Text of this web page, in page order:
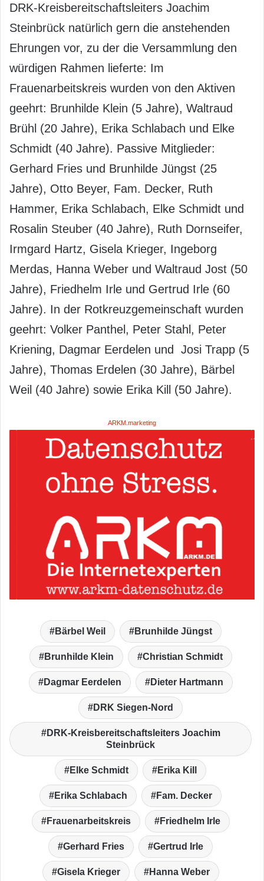
DRK-Kreisbereitschaftsleiters Joachim
Steinbrück natürlich gern die anstehenden
Ehrungen vor, zu der die Versammlung den
würdigen Rahmen lieferte: Im
Frauenarbeitskreis wurden von den Aktiven
geehrt: Brunhilde Klein (5 Jahre), Waltraud
Brühl (20 Jahre), Erika Schlabach und Elke
Schmidt (40 Jahre). Passive Mitglieder:
Gerhard Fries und Brunhilde Jüngst (25
Jahre), Otto Beyer, Fam. Decker, Ruth
Hammer, Erika Schlabach, Elke Schmidt und
Rosalin Steuber (40 Jahre), Ruth Dornseifer,
Irmgard Hartz, Gisela Krieger, Ingeborg
Merdas, Hanna Weber und Waltraud Jost (50
Jahre), Friedhelm Irle und Gertrud Irle (60
Jahre). In der Rotkreuzgemeinschaft wurden
geehrt: Volker Panthel, Peter Stahl, Peter
Kriening, Dagmar Eerdelen und Josi Trapp (5
Jahre), Thomas Erdelen (30 Jahre), Bärbel
Weil (40 Jahre) sowie Erika Kill (50 Jahre).
ARKM.marketing
Bärbel Weil Brunhilde Jüngst
Brunhilde Klein Christian Schmidt
Dagmar Eerdelen Dieter Hartmann
DRK Siegen-Nord
DRK-Kreisbereitschaftsleiters Joachim
Steinbrück
Elke Schmidt Erika Kill
Erika Schlabach Fam. Decker
Frauenarbeitskreis Friedhelm Irle
Gerhard Fries Gertrud Irle
Gisela Krieger Hanna Weber